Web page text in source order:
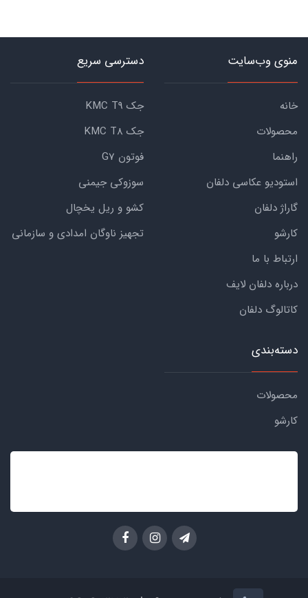
منوی وب‌سایت
خانه
محصولات
راهنما
استودیو عکاسی دلفان
گاراژ دلفان
کارشو
ارتباط با ما
درباره دلفان لایف
کاتالوگ دلفان
دسترسی سریع
جک KMC T9
جک KMC T8
فوتون G7
سوزوکی جیمنی
کشو و ریل یخچال
تجهیز ناوگان امدادی و سازمانی
دسته‌بندی
محصولات
کارشو